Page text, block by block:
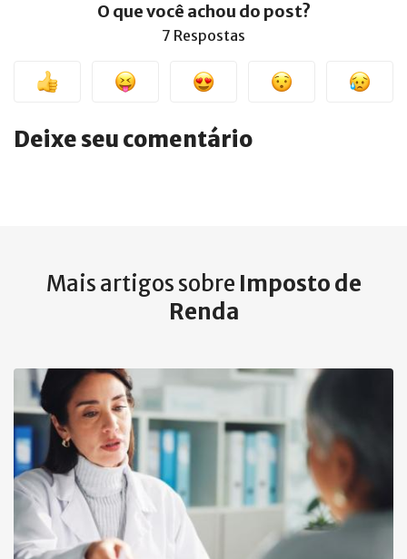
O que você achou do post?
7 Respostas
Deixe seu comentário
Mais artigos sobre Imposto de
Renda